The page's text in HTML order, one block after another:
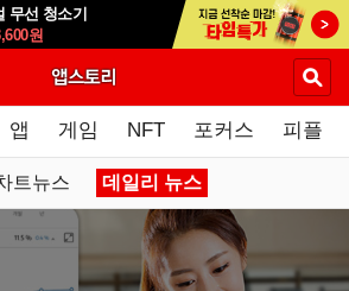
무선 청소기
원
앱 게임 NFT 포커스 피플
트뉴스 데일리 뉴스
닫기